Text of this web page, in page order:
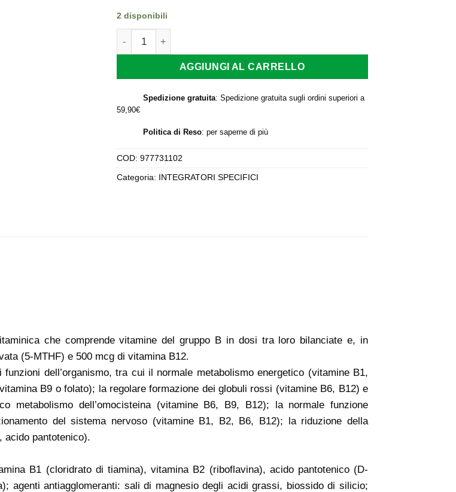
2 disponibili
AGGIUNGI AL CARRELLO
Spedizione gratuita: Spedizione gratuita sugli ordini superiori a
59,90€
Politica di Reso: per saperne di più
COD: 977731102
Categoria: INTEGRATORI SPECIFICI
che comprende vitamine del gruppo B in dosi tra loro bilanciate e, in
(5-MTHF) e 500 mcg di vitamina B12.
dell’organismo, tra cui il normale metabolismo energetico (vitamine B1,
B9 o folato); la regolare formazione dei globuli rossi (vitamine B6, B12) e
metabolismo dell’omocisteina (vitamine B6, B9, B12); la normale funzione
del sistema nervoso (vitamine B1, B2, B6, B12); la riduzione della
acido pantotenico).
B1 (cloridrato di tiamina), vitamina B2 (riboflavina), acido pantotenico (D-
agenti antiagglomeranti: sali di magnesio degli acidi grassi, biossido di silicio;